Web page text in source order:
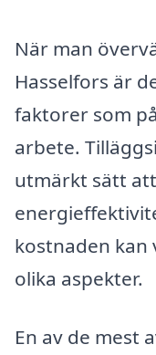
När man
Hasselfors är
faktorer som
arbete.
utmärkt sätt
kostnaden kan
olika aspekter.
En av de mest